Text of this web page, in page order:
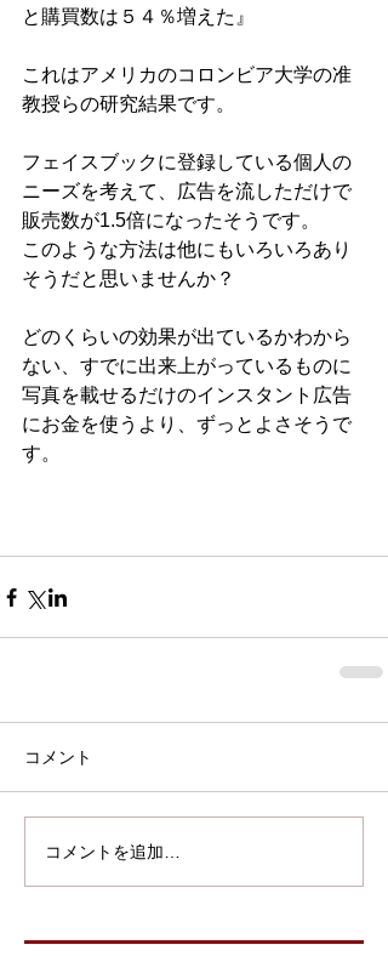
と購買数は５４％増えた』
これはアメリカのコロンビア大学の准
教授らの研究結果です。
フェイスブックに登録している個人の
ニーズを考えて、広告を流しただけで
販売数が1.5倍になったそうです。
このような方法は他にもいろいろあり
そうだと思いませんか？
どのくらいの効果が出ているかわから
ない、すでに出来上がっているものに
写真を載せるだけのインスタント広告
にお金を使うより、ずっとよさそうで
す。
コメント
コメントを追加…